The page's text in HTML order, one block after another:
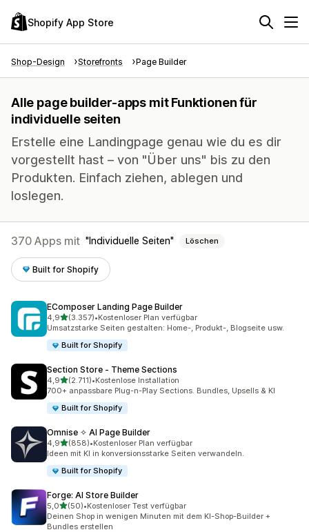
Shopify App Store
Shop-Design Storefronts Page Builder
Alle page builder-apps mit Funktionen für
individuelle seiten
Erstelle eine Landingpage genau wie du es dir
vorgestellt hast – von "Über uns" bis zu den
Produkten. Einfach ziehen, ablegen und
loslegen.
370 Apps mit Individuelle Seiten Löschen
Built for Shopify
EComposer Landing Page Builder
4,9von 5 Sternen
(3.357)
3357 Rezensionen insgesamt
•Kostenloser Plan verfügbar
Umsatzstarke Seiten gestalten: Home-, Produkt-, Blogseite usw.
Built for Shopify
Section Store ‑ Theme Sections
4,9von 5 Sternen
(2.711)
2711 Rezensionen insgesamt
•Kostenlose Installation
700+ anpassbare Plug-n-Play Sections. Bundles, Upsells & KI
Built for Shopify
Omnise ✧ AI Page Builder
4,9von 5 Sternen
(858)
858 Rezensionen insgesamt
•Kostenloser Plan verfügbar
Ideen mit KI in konversionsstarke Seiten verwandeln.
Built for Shopify
Forge: AI Store Builder
5,0von 5 Sternen
(50)
50 Rezensionen insgesamt
•Kostenloser Test verfügbar
Deinen Shop in wenigen Minuten mit dem KI-Shop-Builder +
Bundles erstellen